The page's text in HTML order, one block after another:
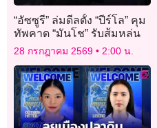
“อัซซูรี” ล่มดีลตั้ง “ปีร์โล” คุม
ทัพคาด “มันโช” รับส้มหล่น
28 กรกฎาคม 2569 2:00 น.